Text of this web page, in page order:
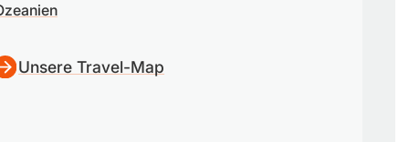
Unsere Travel-Map